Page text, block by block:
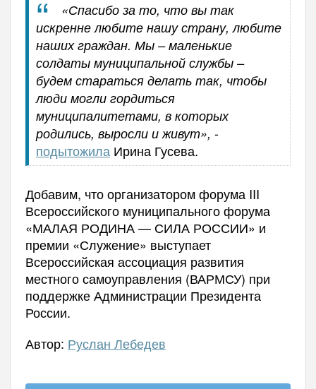
«Спасибо за то, что вы так
искренне любите нашу страну, любите
наших граждан. Мы – маленькие
солдаты муниципальной службы –
будем стараться делать так, чтобы
люди могли гордиться
муниципалитетами, в которых
родились, выросли и живут», -
подытожила Ирина Гусева.
Добавим, что организатором форума III
Всероссийского муниципального форума
«МАЛАЯ РОДИНА — СИЛА РОССИИ» и
премии «Служение» выступает
Всероссийская ассоциация развития
местного самоуправления (ВАРМСУ) при
поддержке Администрации Президента
России.
Автор: Руслан Лебедев